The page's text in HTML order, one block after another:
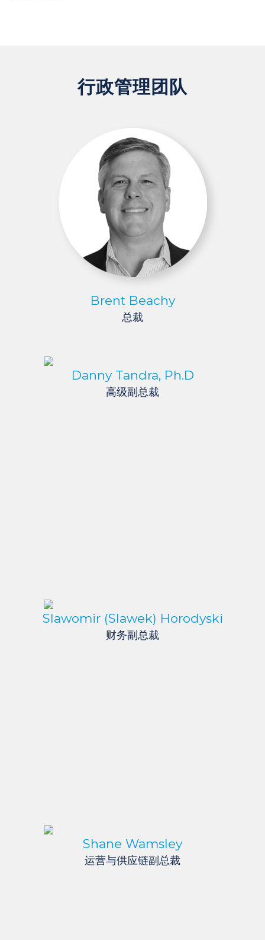
行政管理团队
Brent Beachy
总裁
Danny Tandra,Ph.D
高级副总裁
Slawomir (Slawek) Horodyski
财务副总裁
Shane Wamsley
运营与供应链副总裁